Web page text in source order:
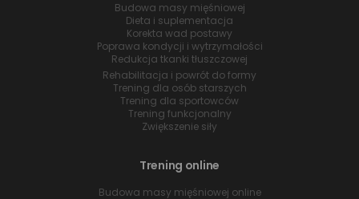
Budowa masy mięśniowej
Dieta i suplementacja
Korekta wad postawy
Poprawa kondycji i wytrzymałości
Redukcja tkanki tłuszczowej
Rehabilitacja i powrót do formy
Trening dla osób starszych
Trening dla sportowców
Trening funkcjonalny
Zwiększenie siły
Trening online
Budowa masy mięśniowej online